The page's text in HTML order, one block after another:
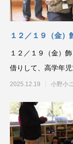
１２／１９（金）
１２／１９（金）
借りして、高学年
連飾りを作っていた
2025.12.19 小野小